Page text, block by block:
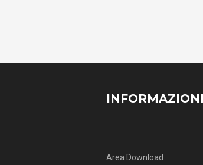
INFORMAZIONI
Area Download